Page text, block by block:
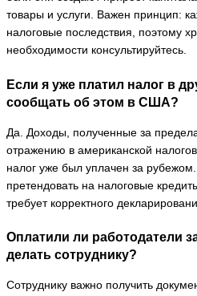
товары и услуги. Важен принцип:
налоговые последствия, поэтому
необходимости консультируйтесь.
Если я уже платил налог в
сообщать об этом в США?
Да. Доходы, полученные за
отражению в американской
налог уже был уплачен за
претендовать на налоговые
требует корректного
Оплатили ли работодатели
делать сотруднику?
Сотруднику важно получить